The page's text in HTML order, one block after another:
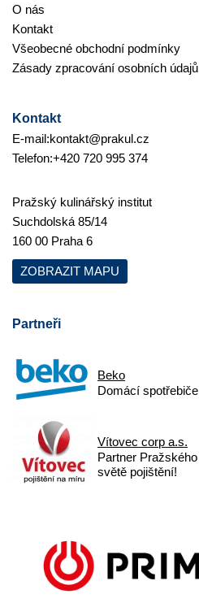
O nás
Kontakt
Všeobecné obchodní podmínky
Zásady zpracování osobních údajů
Kontakt
E-mail:kontakt@prakul.cz
Telefon:+420 720 995 374
Pražský kulinářský institut
Suchdolská 85/14
160 00 Praha 6
ZOBRAZIT MAPU
Partneři
Beko
Domácí
Vítovec corp a.s.
Partner
světě pojištění!